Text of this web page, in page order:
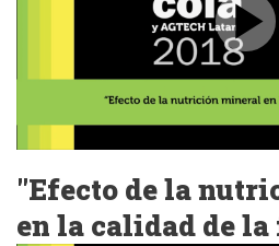
"Efecto de la
en la calidad de